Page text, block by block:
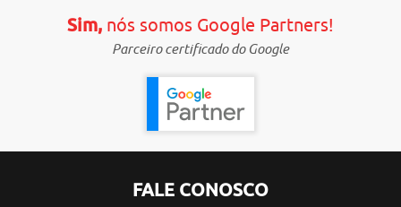
Sim,nós somos Google Partners!
Parceiro certificado do Google
FALE CONOSCO